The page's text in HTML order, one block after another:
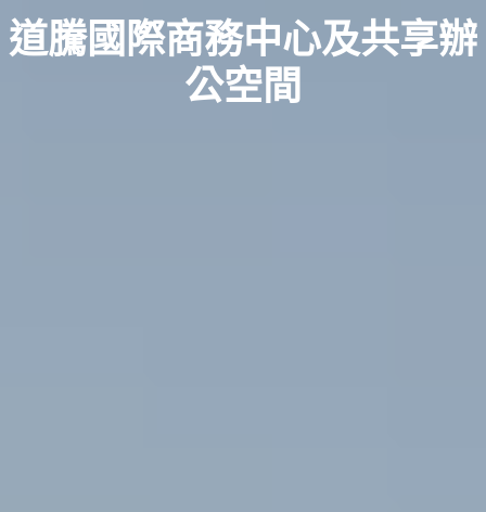
道騰國際商務中心及共享辦
公空間